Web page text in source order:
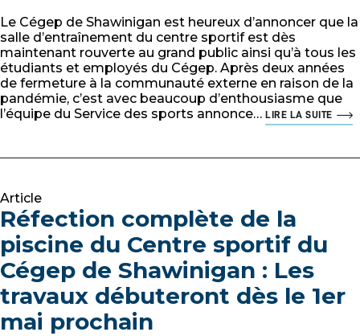
Le Cégep de Shawinigan est heureux d’annoncer que la
salle d’entraînement du centre sportif est dès
maintenant rouverte au grand public ainsi qu’à tous les
étudiants et employés du Cégep. Après deux années
de fermeture à la communauté externe en raison de la
pandémie, c’est avec beaucoup d’enthousiasme que
l’équipe du Service des sports annonce… LIRE LA SUITE
Article
Réfection complète de la
piscine du Centre sportif du
Cégep de Shawinigan : Les
travaux débuteront dès le 1er
mai prochain